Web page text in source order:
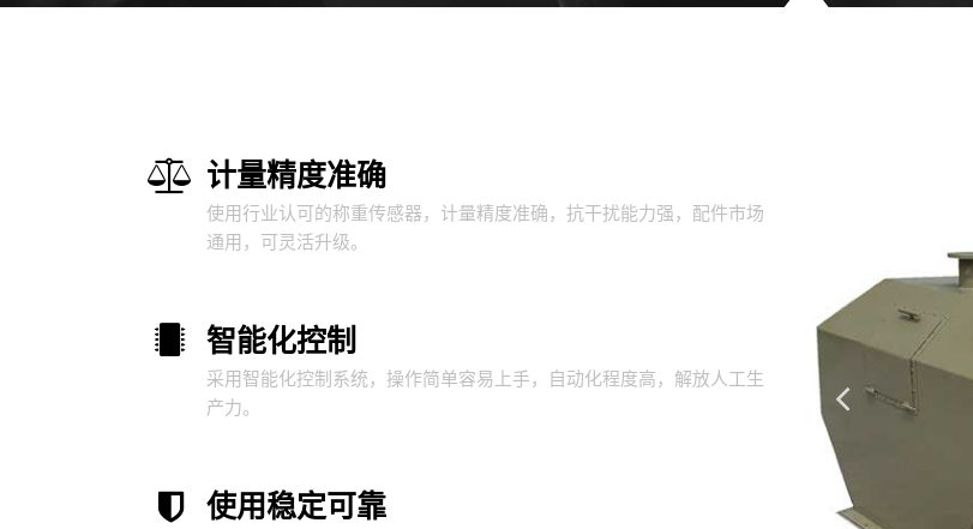
计量精度准确
使用行业认可的称重传感器，计量精度准确，抗干扰能力强，配件市场
通用，可灵活升级。
智能化控制
采用智能化控制系统，操作简单容易上手，自动化程度高，解放人工生
产力。
使用稳定可靠